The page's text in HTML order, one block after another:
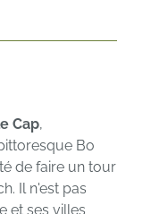
Cap,
Bo
de faire un tour
Il n'est pas
et ses villes